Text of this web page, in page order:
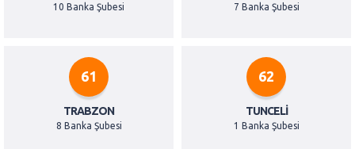
10 Banka Şubesi 7 Banka Şubesi
61
TRABZON
8 Banka Şubesi
62
TUNCELI
1 Banka Şubesi